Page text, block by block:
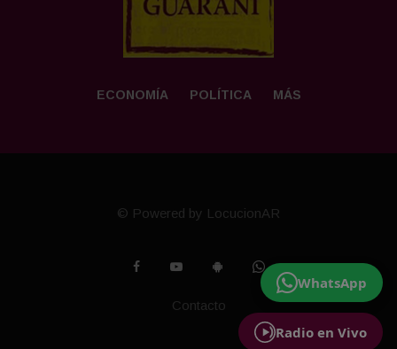
Radio en Vivo
WhatsApp
ECONOMÍA POLÍTICA MÁS
© Powered by LocucionAR
Contacto